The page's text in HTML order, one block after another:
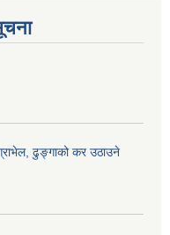
ढुङ्गाको कर उठाउने